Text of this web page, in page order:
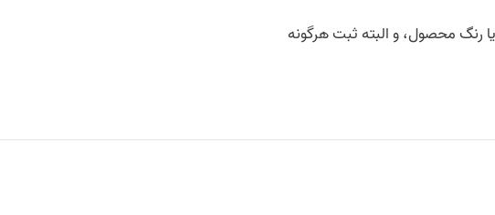
رنگ محصول، و البته ثبت هرگونه